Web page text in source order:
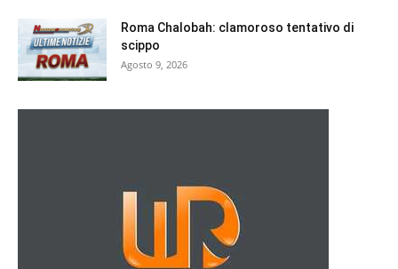
Roma Chalobah: clamoroso tentativo di
scippo
Agosto 9, 2026